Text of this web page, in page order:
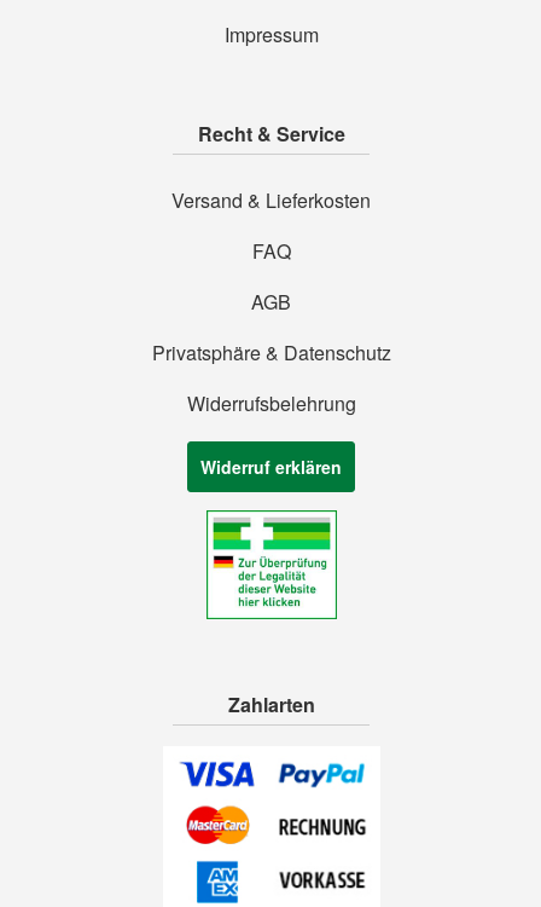
Impressum
Recht & Service
Versand & Lieferkosten
FAQ
AGB
Privatsphäre & Datenschutz
Widerrufsbelehrung
Widerruf erklären
Zahlarten